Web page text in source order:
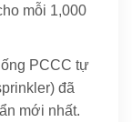
mỗi 1,000
PCCC tự
đã
mới nhất.